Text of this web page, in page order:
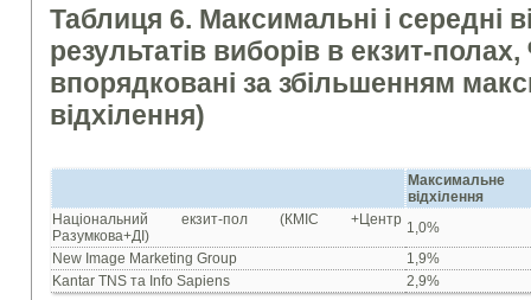
Таблиця 6. Максимальні і середні
результатів виборів в екзит-
впорядковані за збільшенням
відхілення)
Максимальне
відхілення
Національний екзит-пол (КМІС +Центр
Разумкова+ДІ)
1,0%
New Image Marketing Group
1,9%
Kantar TNS та Info Sapiens
2,9%